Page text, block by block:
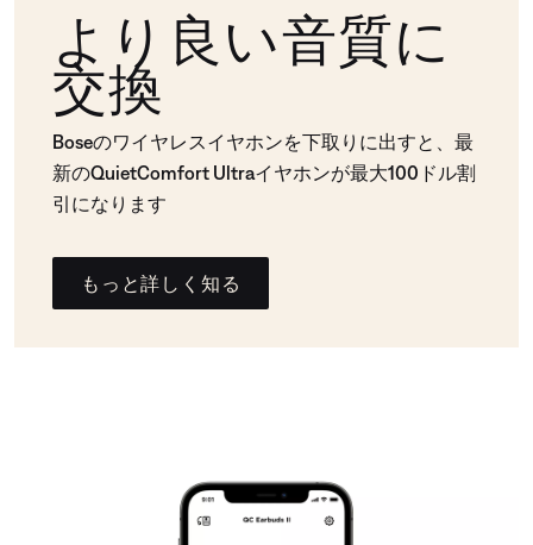
より良い音質に
交換
Boseのワイヤレスイヤホンを下取りに出すと、最
新のQuietComfort Ultraイヤホンが最大100ドル割
引になります
もっと詳しく知る